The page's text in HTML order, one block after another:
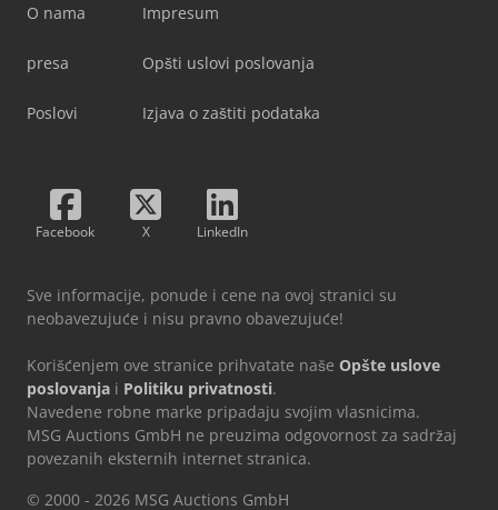
O nama
presa
Poslovi
Impresum
Opšti uslovi poslovanja
Izjava o zaštiti podataka
Facebook X LinkedIn
Sve informacije, ponude i cene na ovoj stranici su
neobavezujuće i nisu pravno obavezujuće!
Korišćenjem ove stranice prihvatate naše Opšte uslove
poslovanja i Politiku privatnosti.
Navedene robne marke pripadaju svojim vlasnicima.
MSG Auctions GmbH ne preuzima odgovornost za sadržaj
povezanih eksternih internet stranica.
© 2000 - 2026 MSG Auctions GmbH